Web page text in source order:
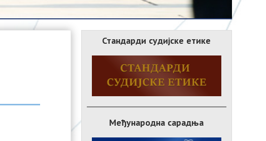
Стандарди судијске етике
Међународна сарадња